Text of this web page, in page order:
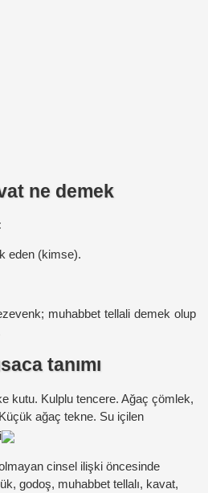
ne demek
eden (kimse).
muhabbet tellali demek olup
tanımı
kutu. Kulplu tencere. Ağaç çömlek,
ağaç tekne. Su içilen
cinsel ilişki öncesinde
godoş, muhabbet tellalı, kavat,